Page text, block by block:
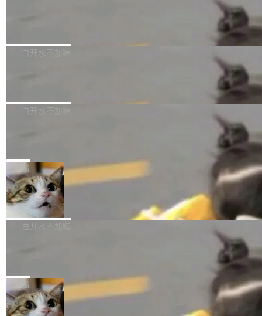
自研的多个文生3D和...
整性保护。效果是：吞吐量提升 41%，每 token
让语音识别不再只是听清，而是真正听懂。通过
w 不要求标准普通话，方言识别覆盖粤语、吴语
新和少量网页兼容性修复版本。 Changes/fixe
容提供的字体时出现的几个问题 为避免音频加
质的最低采样率）的音频格式将被拒绝 修复了 C
SS 圆角虚线样式中可能存在的问题 如果表单中
的图像元素不在同一个子树中，则它们将不再关
联 加...
白开水不加糖
发布的 Release Notes，他利用 AI 工具（如 Co
最强的若干项。对于尚未正式发版的 PG 19，则
通过拉取过去一年内（从 PG 18 Beta1 时间点
至今）的所有 commit，同样交由 AI 分析提炼。
经过人工复核，准确度令人满意。这一方法也为
社区爱好者提供了高效跟踪新版本的思路。
白开水不加糖
维护工作一直与我的日常工作、家务、社交生活
和休闲娱乐竞争时间。" 这是 libexpat 维护者 S
ebastian Pipping 写在博客里的话。8 月 4 日，
他宣布了一个新消息：从 2026 年 8 月 1 日起，
他可以全职维护 libexpat 了，最长 6 个月。发
库之一。你的操作系统、浏览器、无数的基础设
施软件，很可能都在用它。而过去十年，维护它
的人一直在用业余...
局
Firefox 153.0.3 发布
Firefox 153.0.3 现已发布，具体更新内容如
下： New Smart Window 包含多项增强功能：
gi?id=2019042">Bug&nbsp;2019042</a>）</l
i> <li>现在，助手可以直接使用 Exa 的网络搜索
结果回答问题，而无需将问题转交给搜索引擎。
白开水不加糖
的 npm 包。项目的核心论点是：容器不适合 Ag
ent 计算。真正适合的，是 Isolate。 Cloudflare
工程师在这件事上没什么可谦虚的——他们用 W
局
OpenAI 公开邮件和聊天记录回应苹果